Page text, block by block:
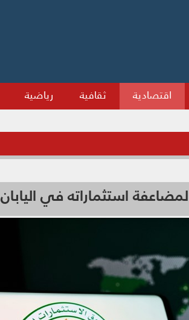
اقتصادية ثقافية رياضية
استثماراته في اليابان